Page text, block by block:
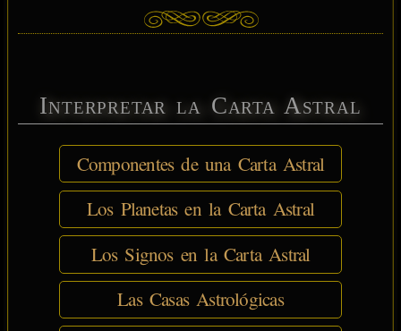
Interpretar la Carta Astral
Componentes de una Carta Astral
Los Planetas en la Carta Astral
Los Signos en la Carta Astral
Las Casas Astrológicas